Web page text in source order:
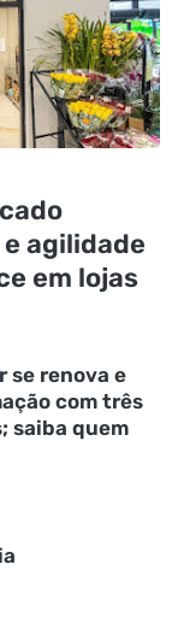
agilidade
em lojas
se renova e
com três
saiba quem